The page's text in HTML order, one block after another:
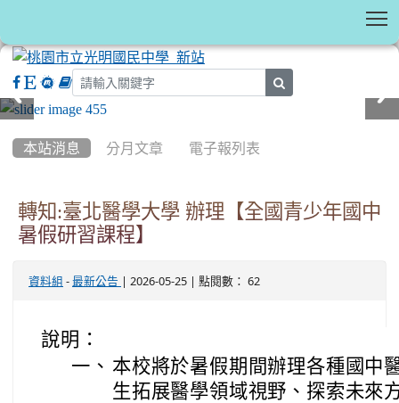
本站消息 分月文章 電子報列表
轉知:臺北醫學大學 辦理【全國青少年國中
暑假研習課程】
資料組 - 最新公告 | 2026-05-25 | 點閱數： 62
說明：
一、 本校將於暑假期間辦理各種國中
生拓展醫學領域視野、探索未來